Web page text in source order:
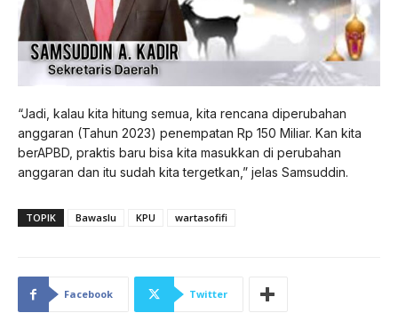
“Jadi, kalau kita hitung semua, kita rencana diperubahan
anggaran (Tahun 2023) penempatan Rp 150 Miliar. Kan kita
berAPBD, praktis baru bisa kita masukkan di perubahan
anggaran dan itu sudah kita tergetkan,” jelas Samsuddin.
TOPIK Bawaslu KPU wartasofifi
Facebook Twitter